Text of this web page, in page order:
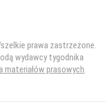
prawa zastrzeżone.
wydawcy tygodnika
materiałów prasowych.